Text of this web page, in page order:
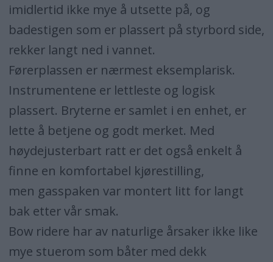
imidlertid ikke mye å utsette på, og
badestigen som er plassert på styrbord side,
rekker langt ned i vannet.
Førerplassen er nærmest eksemplarisk.
Instrumentene er lettleste og logisk
plassert. Bryterne er samlet i en enhet, er
lette å betjene og godt merket. Med
høydejusterbart ratt er det også enkelt å
finne en komfortabel kjørestilling,
men gasspaken var montert litt for langt
bak etter vår smak.
Bow ridere har av naturlige årsaker ikke like
mye stuerom som båter med dekk